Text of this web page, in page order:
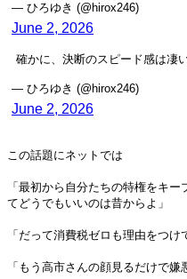
— ひろゆき (@hirox246)
June 2, 2026
確かに、決断のスピード感は凄い
— ひろゆき (@hirox246)
June 2, 2026
この話題にネットでは
「最初から自分たちの特権をキ
てどうでもいいのは昔からよ」
「だって消費税ゼロも理由をつけ
「もう高市さんの顔見るだけで嫌